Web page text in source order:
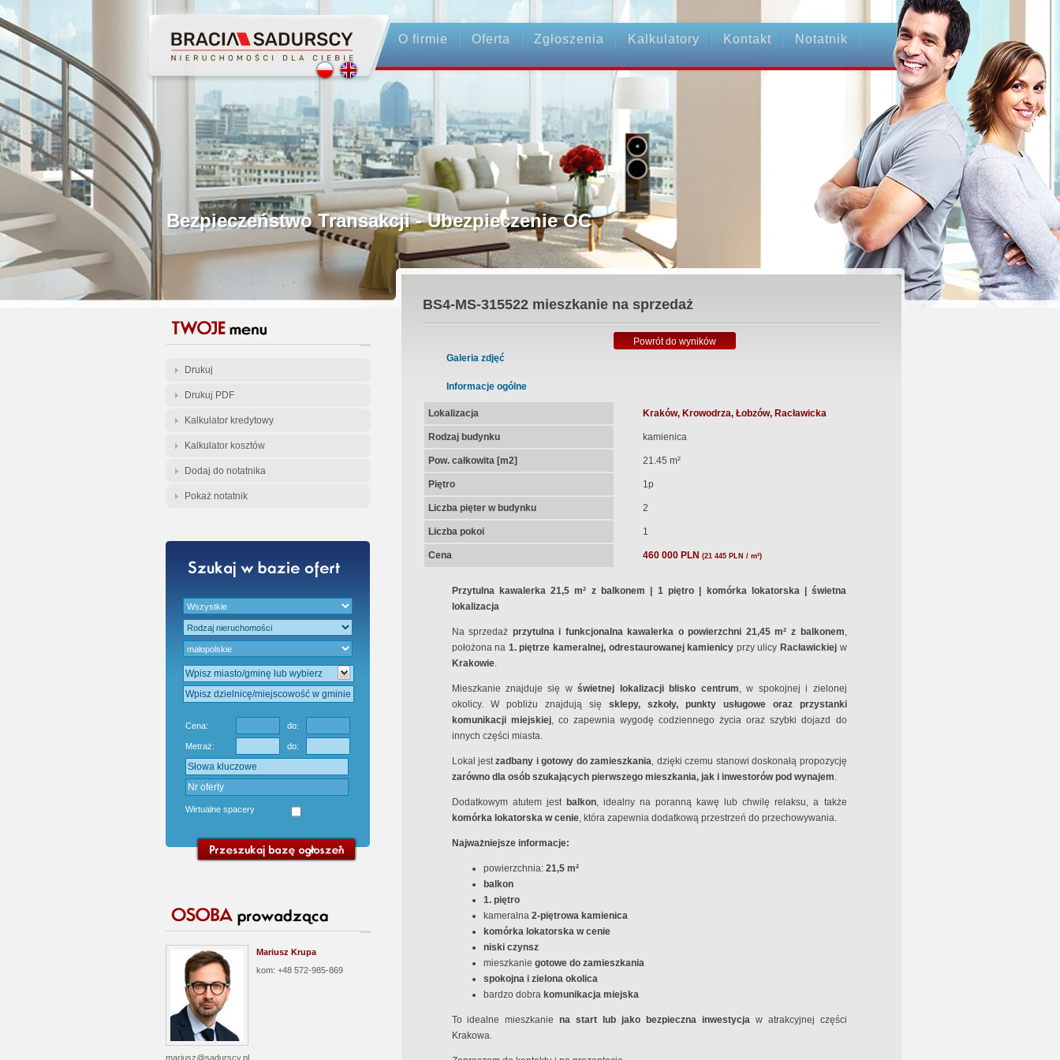
O firmie Oferta Zgłoszenia Kalkulatory Kontakt Notatnik
Profesjonalne Pośrednictwo
Bezpieczeństwo Transakcji - Ubezpieczenie OC
Licencjonowani Pośrednicy
Gwarancja Zwrotu Zadatku
Gratis - Przedwstępna Umowa Notarialna
Drukuj
Drukuj PDF
Kalkulator kredytowy
Kalkulator kosztów
Dodaj do notatnika
Pokaż notatnik
Cena: do:
Metraż: do:
Wirtualne spacery
Mariusz Krupa
kom: +48 572-985-869
mariusz@sadurscy.pl
BS4-MS-315522mieszkanie na sprzedaż
Powrót do wyników
Galeria zdjęć
Informacje ogólne
Lokalizacja Kraków, Krowodrza, Łobzów, Racławicka
Rodzaj budynku kamienica
Pow. całkowita [m2] 21.45 m²
Piętro 1p
Liczba pięter w budynku 2
Liczba pokoi 1
Cena 460 000 PLN (21 445 PLN / m²)
Przytulna kawalerka 21,5 m² z balkonem | 1 piętro | komórka lokatorska | świetna
lokalizacja
Na sprzedaż przytulna i funkcjonalna kawalerka o powierzchni 21,45 m² z balkonem,
położona na 1. piętrze kameralnej, odrestaurowanej kamienicy przy ulicy Racławickiejw
Krakowie.
Mieszkanie znajduje się wświetnej lokalizacji blisko centrum, w spokojnej i zielonej
okolicy. W pobliżu znajdują się sklepy, szkoły, punkty usługowe oraz przystanki
komunikacji miejskiej, co zapewnia wygodę codziennego życia oraz szybki dojazd do
innych części miasta.
Lokal jestzadbany i gotowy do zamieszkania, dzięki czemu stanowi doskonałą propozycję
zarówno dla osób szukających pierwszego mieszkania, jak i inwestorów pod wynajem.
Dodatkowym atutem jest balkon, idealny na poranną kawę lub chwilę relaksu, a także
komórka lokatorska w cenie, która zapewnia dodatkową przestrzeń do przechowywania.
Najważniejsze informacje:
powierzchnia: 21,5 m²
balkon
1. piętro
kameralna 2-piętrowa kamienica
komórka lokatorska w cenie
niski czynsz
mieszkanie gotowe do zamieszkania
spokojna i zielona okolica
bardzo dobra komunikacja miejska
To idealne mieszkaniena start lub jako bezpieczna inwestycjaw atrakcyjnej części
Krakowa.